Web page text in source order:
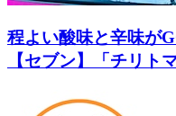
程よい酸味と辛味が
【セブン】「チリト